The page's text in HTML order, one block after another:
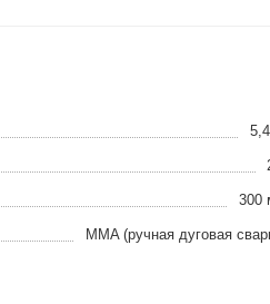
300
MMA (ручная дуговая